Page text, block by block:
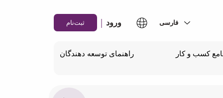
ورود | ثبت‌نام
کسب و کار
راهنمای توسعه دهندگان